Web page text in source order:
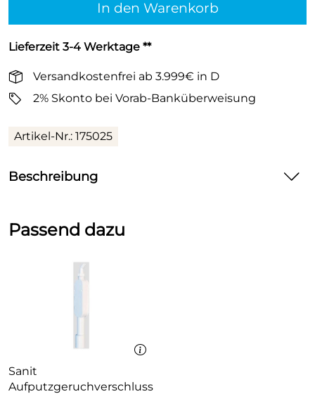
In den Warenkorb
Lieferzeit 3-4 Werktage **
Versandkostenfrei ab 3.999€ in D
2% Skonto bei Vorab-Banküberweisung
Artikel-Nr.: 175025
Beschreibung
mit Sicherheitsventil "Water-Security”
Einerseits Überwurfwinkel Innengewinde ¾",
andererseits Überwurfmutter Innengewinde ¾
3000mm lang
Passend dazu
Sanit
Aufputzgeruchverschluss